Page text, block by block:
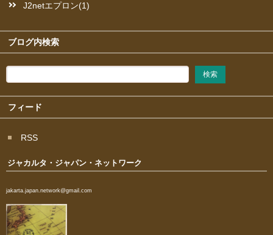
J2netエプロン(1)
ブログ内検索
フィード
RSS
ジャカルタ・ジャパン・ネットワーク
jakarta.japan.network@gmail.com